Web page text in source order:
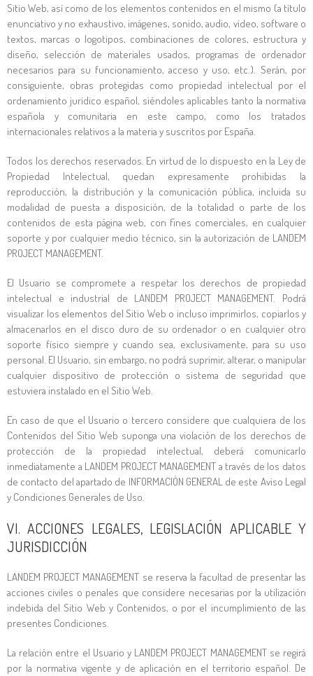
Sitio Web, así como de los elementos contenidos en el mismo (a título
enunciativo y no exhaustivo, imágenes, sonido, audio, vídeo, software o
textos, marcas o logotipos, combinaciones de colores, estructura y
diseño, selección de materiales usados, programas de ordenador
necesarios para su funcionamiento, acceso y uso, etc.). Serán, por
consiguiente, obras protegidas como propiedad intelectual por el
ordenamiento jurídico español, siéndoles aplicables tanto la normativa
española y comunitaria en este campo, como los tratados
internacionales relativos a la materia y suscritos por España.
Todos los derechos reservados. En virtud de lo dispuesto en la Ley de
Propiedad Intelectual, quedan expresamente prohibidas la
reproducción, la distribución y la comunicación pública, incluida su
modalidad de puesta a disposición, de la totalidad o parte de los
contenidos de esta página web, con fines comerciales, en cualquier
soporte y por cualquier medio técnico, sin la autorización de LANDEM
PROJECT MANAGEMENT.
El Usuario se compromete a respetar los derechos de propiedad
intelectual e industrial de LANDEM PROJECT MANAGEMENT. Podrá
visualizar los elementos del Sitio Web o incluso imprimirlos, copiarlos y
almacenarlos en el disco duro de su ordenador o en cualquier otro
soporte físico siempre y cuando sea, exclusivamente, para su uso
personal. El Usuario, sin embargo, no podrá suprimir, alterar, o manipular
cualquier dispositivo de protección o sistema de seguridad que
estuviera instalado en el Sitio Web.
En caso de que el Usuario o tercero considere que cualquiera de los
Contenidos del Sitio Web suponga una violación de los derechos de
protección de la propiedad intelectual, deberá comunicarlo
inmediatamente a LANDEM PROJECT MANAGEMENT a través de los datos
de contacto del apartado de INFORMACIÓN GENERAL de este Aviso Legal
y Condiciones Generales de Uso.
VI. ACCIONES LEGALES, LEGISLACIÓN APLICABLE Y
JURISDICCIÓN
LANDEM PROJECT MANAGEMENT se reserva la facultad de presentar las
acciones civiles o penales que considere necesarias por la utilización
indebida del Sitio Web y Contenidos, o por el incumplimiento de las
presentes Condiciones.
La relación entre el Usuario y LANDEM PROJECT MANAGEMENTse regirá
por la normativa vigente y de aplicación en el territorio español. De